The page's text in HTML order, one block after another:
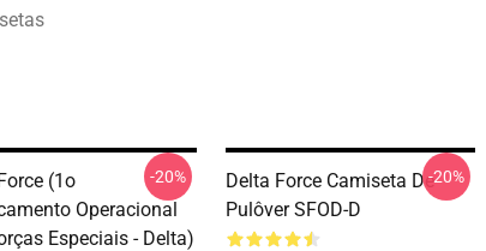
(1o
Operacional
Especiais - Delta)
-20%
Delta Force Camiseta De
Pulôver SFOD-D
-20%